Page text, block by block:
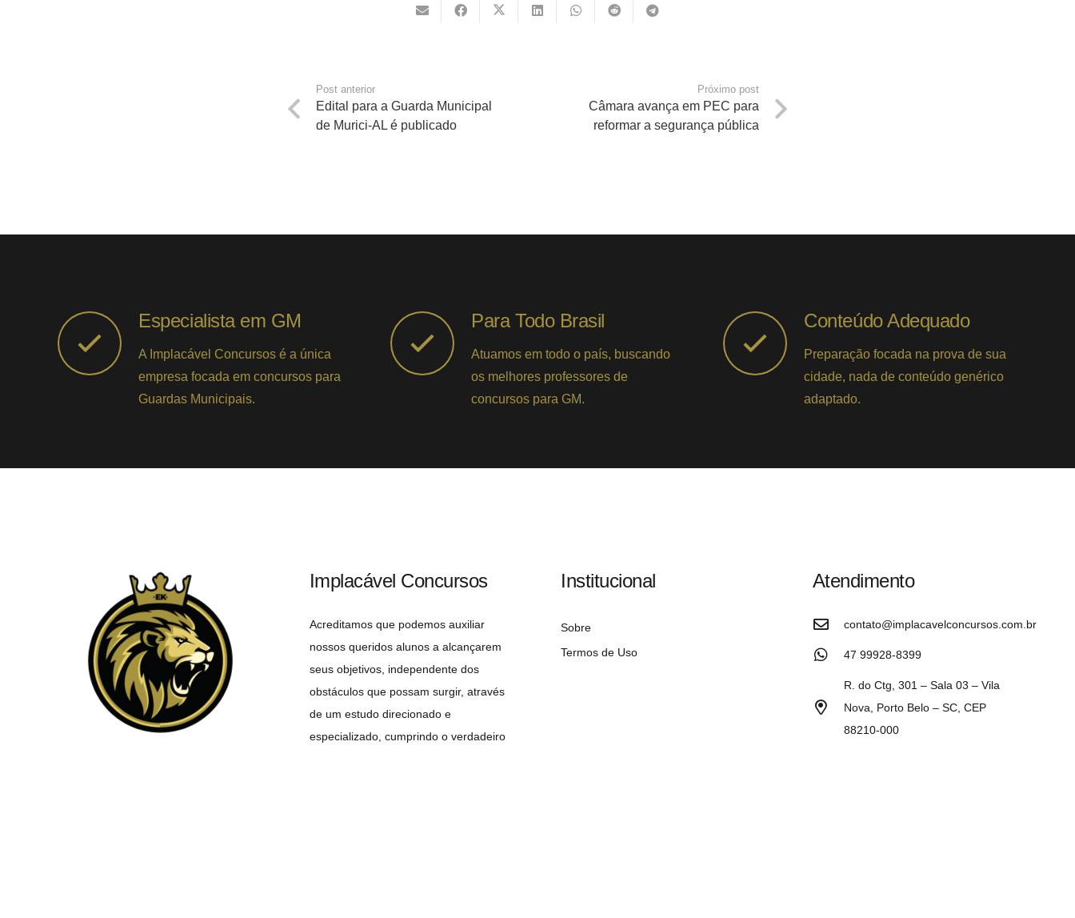
Post anterior
Edital para a Guarda Municipal
de Murici-AL é publicado
Próximo post
Câmara avança em PEC para
reformar a segurança pública
Especialista em GM
A Implacável Concursos é a única
empresa focada em concursos para
Guardas Municipais.
Para Todo Brasil
Atuamos em todo o país, buscando
os melhores professores de
concursos para GM.
Conteúdo Adequado
Preparação focada na prova de sua
cidade, nada de conteúdo genérico
adaptado.
Implacável Concursos
Acreditamos que podemos auxiliar
nossos queridos alunos a alcançarem
seus objetivos, independente dos
obstáculos que possam surgir, através
de um estudo direcionado e
especializado, cumprindo o verdadeiro
Institucional
Sobre
Termos de Uso
Atendimento
contato@implacavelconcursos.com.br
47 99928-8399
R. do Ctg, 301 – Sala 03 – Vila
Nova, Porto Belo – SC, CEP
88210-000